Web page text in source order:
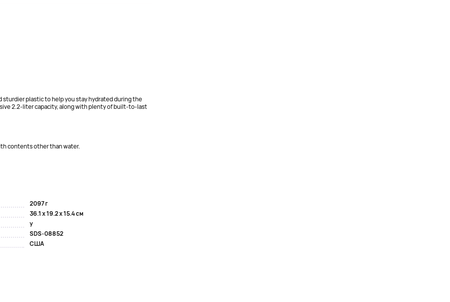
sturdier plastic to help you stay hydrated during the
2.2-liter capacity, along with plenty of built-to-last
contents other than water.
2097 г
36.1 x 19.2 x 15.4 см
y
SDS-08852
США